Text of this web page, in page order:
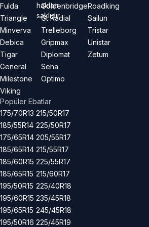
Fulda
Triangle
Minverva
Debica
Tigar
General
Milestone
Viking
Goldenbridge
Gt Radial
Trelleborg
Gripmax
Diplomat
Seha
Optimo
Roadking
Sailun
Tristar
Unistar
Zetum
Popüler Ebatlar
175/70R13
185/55R14
175/65R14
185/65R14
185/60R15
185/65R15
195/50R15
195/60R15
195/65R15
195/50R16
215/50R17
225/50R17
205/55R17
215/55R17
225/55R17
215/60R17
225/40R18
235/45R18
245/45R18
225/45R19
hakları
saklıdır.